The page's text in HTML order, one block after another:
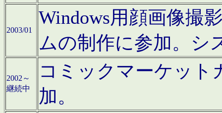
2003/01
Windows用顔画像撮
ムの制作に参加。シ
2002～
継続中
コミックマーケット
加。